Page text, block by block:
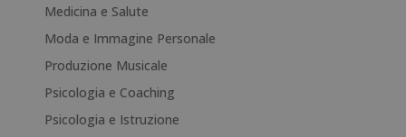
Medicina e Salute
Moda e Immagine Personale
Produzione Musicale
Psicologia e Coaching
Psicologia e Istruzione